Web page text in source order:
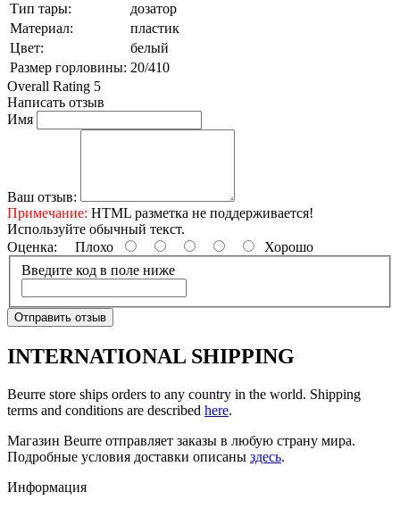
Тип тары:
дозатор
Материал:
пластик
Цвет:
белый
Размер горловины: 20/410
Overall Rating 5
Написать отзыв
Имя
Ваш отзыв:
Примечание: HTML разметка не поддерживается!
Используйте обычный текст.
Оценка: Плохо
Хорошо
Введите код в поле ниже
Отправить отзыв
INTERNATIONAL SHIPPING
Beurre store ships orders to any country in the world. Shipping
terms and conditions are described here.
Магазин Beurre отправляет заказы в любую страну мира.
Подробные условия доставки описаны здесь.
Информация